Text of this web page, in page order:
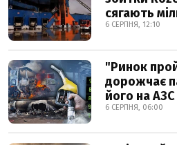
сягають
6 СЕРПНЯ, 12:10
"Ринок
дорожчає
його на АЗС
6 СЕРПНЯ, 06:00